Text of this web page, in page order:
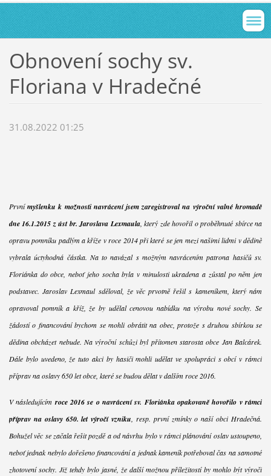
Obnovení sochy sv.
Floriana v Hradečné
31.08.2022 01:25
Prvnímyšlenku k možnosti navrácení jsem zaregistroval na výroční valné hromadě
dne 16.1.2015 z úst br. Jaroslava Lexmaula, který zde hovořil o proběhnuté sbírce na
opravu pomníku padlým a kříže v roce 2014 při které se jen mezi našimi lidmi v dědině
vybrala úctyhodná částka. Na to navázal s možným navrácením patrona hasičů sv.
Floriánka do obce, neboť jeho socha byla v minulosti ukradena a zůstal po něm jen
podstavec. Jaroslav Lexmaul sděloval, že věc prvotně řešil s kameníkem, který nám
opravoval pomník a kříž, že by udělal cenovou nabídku na výrobu nové sochy. Se
žádostí o financování bychom se mohli obrátit na obec, protože s druhou sbírkou se
dědina obcházet nebude. Na výroční schůzi byl přítomen starosta obce Jan Balcárek.
Dále bylo uvedeno, že tuto akci by hasiči mohli udělat ve spolupráci s obcí v rámci
příprav na oslavy 650 let obce, které se budou dělat v dalším roce 2016.
V následujícím roce 2016 se o navrácení sv. Floriánka opakovaně hovořilo v rámci
příprav na oslavy 650. let výročí vzniku , resp. první zmínky o naší obci Hradečná.
Bohužel věc se začala řešit pozdě a od návrhu bylo v rámci plánování oslav ustoupeno,
neboť jednak nebylo dořešeno financování a jednak kameník potřeboval čas na samotné
zhotovení sochy. Již tehdy bylo jasné, že další možnou příležitostí by mohlo být výročí